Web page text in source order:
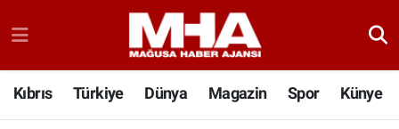
Kıbrıs Türkiye Dünya Magazin Spor Künye